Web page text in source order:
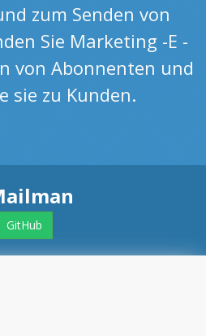
zum Senden von
Sie Marketing -E -
von Abonnenten und
sie zu Kunden.
GitHub